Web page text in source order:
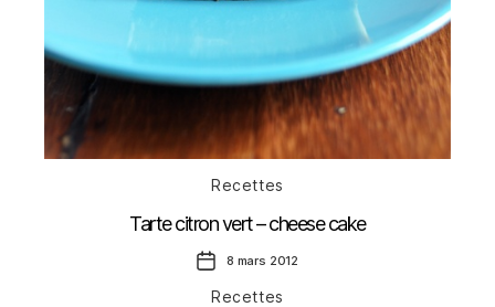
Catégories
Recettes
Tarte citron vert – cheese cake
Date
de
l’article
8 mars 2012
Catégories
Recettes